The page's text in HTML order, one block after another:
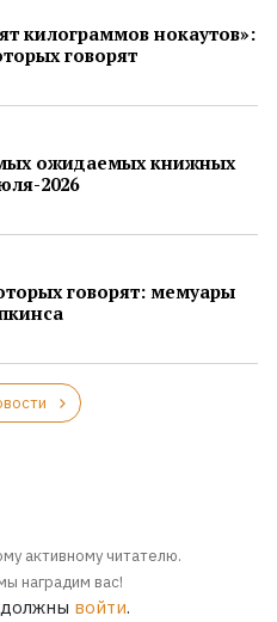
килограммов нокаутов»:
говорят
ожидаемых книжных
2026
говорят: мемуары
активному читателю.
наградим вас!
войти.